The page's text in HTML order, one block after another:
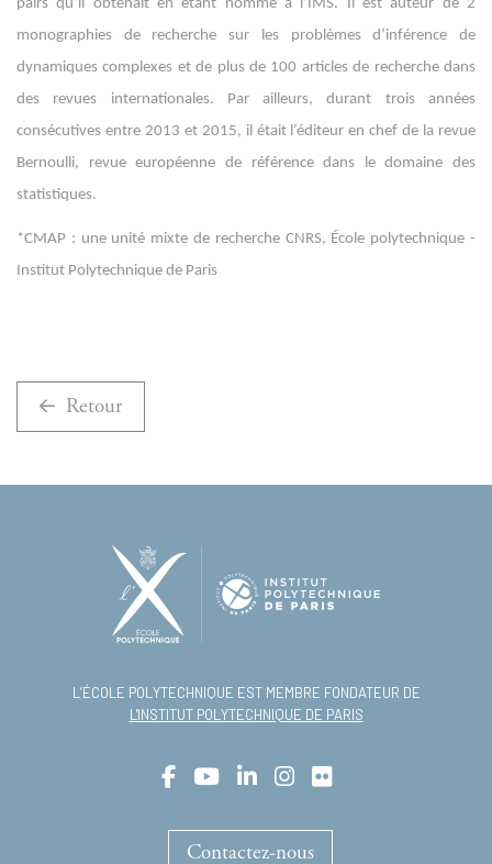
pairs qu’il obtenait en étant nommé à l’IMS. Il est auteur de 2
monographies de recherche sur les problèmes d’inférence de
dynamiques complexes et de plus de 100 articles de recherche dans
des revues internationales. Par ailleurs, durant trois années
consécutives entre 2013 et 2015, il était l’éditeur en chef de la revue
Bernoulli, revue européenne de référence dans le domaine des
statistiques.
*CMAP : une unité mixte de recherche CNRS, École polytechnique -
Institut Polytechnique de Paris
Retour
L’ÉCOLE POLYTECHNIQUE EST MEMBRE FONDATEUR DE
L'INSTITUT POLYTECHNIQUE DE PARIS
Contactez-nous